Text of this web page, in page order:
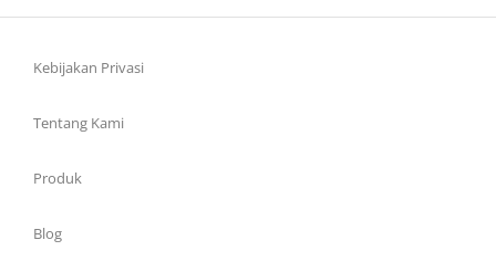
Kebijakan Privasi
Tentang Kami
Produk
Blog